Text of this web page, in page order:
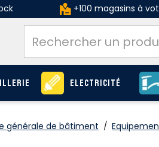
+100 magasins à
Electricité
générale de bâtiment /